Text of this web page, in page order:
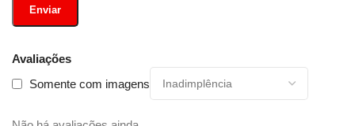
Avaliações
Somente com imagens